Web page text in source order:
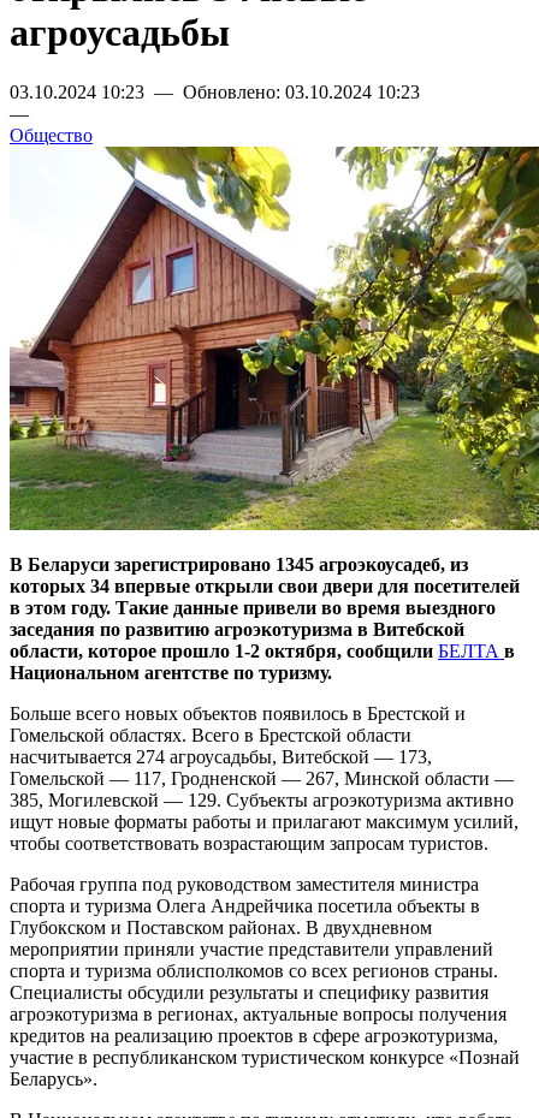
агроусадьбы
03.10.2024 10:23 — Обновлено: 03.10.2024 10:23
—
Общество
В Беларуси зарегистрировано 1345 агроэкоусадеб, из
которых 34 впервые открыли свои двери для посетителей
в этом году. Такие данные привели во время выездного
заседания по развитию агроэкотуризма в Витебской
области, которое прошло 1-2 октября, сообщили БЕЛТА в
Национальном агентстве по туризму.
Больше всего новых объектов появилось в Брестской и
Гомельской областях. Всего в Брестской области
насчитывается 274 агроусадьбы, Витебской — 173,
Гомельской — 117, Гродненской — 267, Минской области —
385, Могилевской — 129. Субъекты агроэкотуризма активно
ищут новые форматы работы и прилагают максимум усилий,
чтобы соответствовать возрастающим запросам туристов.
Рабочая группа под руководством заместителя министра
спорта и туризма Олега Андрейчика посетила объекты в
Глубокском и Поставском районах. В двухдневном
мероприятии приняли участие представители управлений
спорта и туризма облисполкомов со всех регионов страны.
Специалисты обсудили результаты и специфику развития
агроэкотуризма в регионах, актуальные вопросы получения
кредитов на реализацию проектов в сфере агроэкотуризма,
участие в республиканском туристическом конкурсе «Познай
Беларусь».